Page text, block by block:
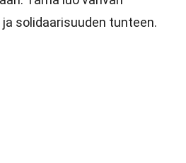
solidaarisuuden tunteen.